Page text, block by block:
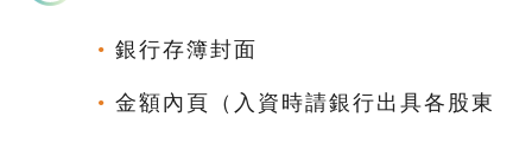
• 銀行存簿封面
• 金額內頁（入資時請銀行出具各股東